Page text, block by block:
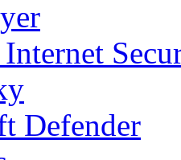
Defender